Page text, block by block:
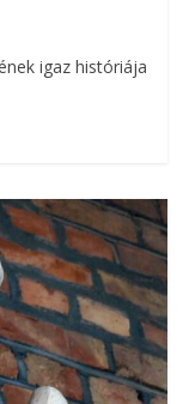
igaz históriája